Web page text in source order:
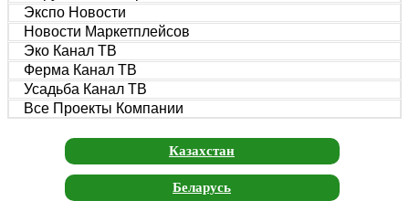
Экспо Новости
Новости Маркетплейсов
Эко Канал ТВ
Ферма Канал ТВ
Усадьба Канал ТВ
Все Проекты Компании
Казахстан
Беларусь